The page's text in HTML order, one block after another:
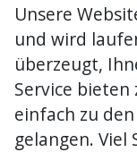
Unsere
und wird
überzeugt,
Service bieten
einfach zu
gelangen. Viel